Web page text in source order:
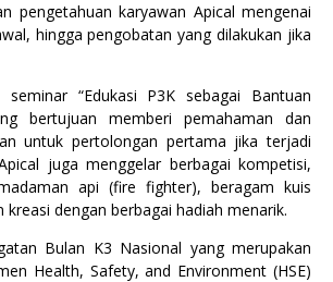
pengetahuan karyawan Apical mengenai
hingga pengobatan yang dilakukan jika
seminar “Edukasi P3K sebagai Bantuan
bertujuan memberi pemahaman dan
untuk pertolongan pertama jika terjadi
juga menggelar berbagai kompetisi,
api (fire fighter), beragam kuis
dengan berbagai hadiah menarik.
Bulan K3 Nasional yang merupakan
Health, Safety, and Environment (HSE)